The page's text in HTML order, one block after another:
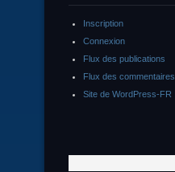
Inscription
Connexion
Flux des publications
Flux des commentaires
Site de WordPress-FR